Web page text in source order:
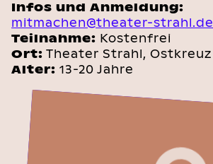
Infos und Anmeldung:
mitmachen@theater-strahl.de
Teilnahme: Kostenfrei
Ort: Theater Strahl, Ostkreuz
Alter: 13-20 Jahre